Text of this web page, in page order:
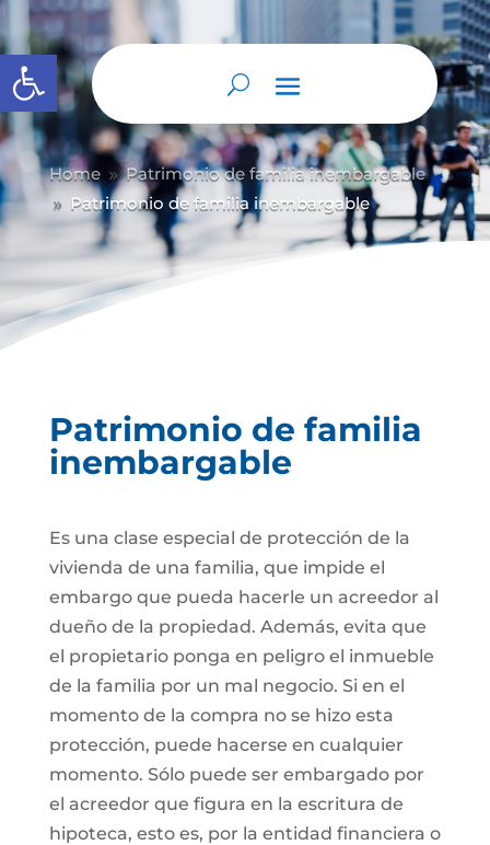
Abrir barra de herramientas
Home 9 Patrimonio de familia inembargable
9 Patrimonio de familia inembargable
Patrimonio de familia
inembargable
Es una clase especial de protección de la
vivienda de una familia, que impide el
embargo que pueda hacerle un acreedor al
dueño de la propiedad. Además, evita que
el propietario ponga en peligro el inmueble
de la familia por un mal negocio. Si en el
momento de la compra no se hizo esta
protección, puede hacerse en cualquier
momento. Sólo puede ser embargado por
el acreedor que figura en la escritura de
hipoteca, esto es, por la entidad financiera o